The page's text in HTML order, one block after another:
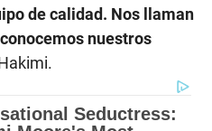
de calidad. Nos llaman
nuestros